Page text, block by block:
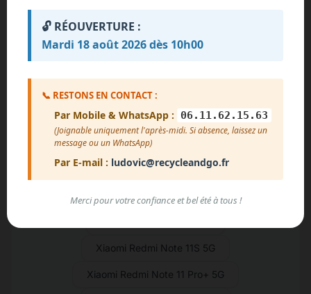
Xiaomi Redmi Note 12 Pro+
Xiaomi Redmi Note 12 Pro
Xiaomi Redmi Note 11R
Xiaomi Redmi Note 11T Pro+
Xiaomi Redmi Note 11T Pro
Xiaomi Redmi Note 11S 5G
Xiaomi Redmi Note 11 Pro+ 5G
🔓 RÉOUVERTURE :
Mardi 18 août 2026 dès 10h00
📞 RESTONS EN CONTACT :
Par Mobile & WhatsApp : 06.11.62.15.63
(Joignable uniquement l'après-midi. Si absence, laissez un
message ou un WhatsApp)
Par E-mail : ludovic@recycleandgo.fr
Merci pour votre confiance et bel été à tous !